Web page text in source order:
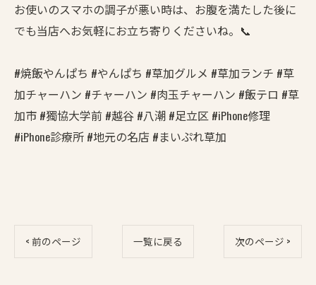
お使いのスマホの調子が悪い時は、お腹を満たした後に
でも当店へお気軽にお立ち寄りくださいね。📞
#焼飯やんぱち #やんぱち #草加グルメ #草加ランチ #草
加チャーハン #チャーハン #肉玉チャーハン #飯テロ #草
加市 #獨協大学前 #越谷 #八潮 #足立区 #iPhone修理
#iPhone診療所 #地元の名店 #まいぷれ草加
< 前のページ 一覧に戻る 次のページ >